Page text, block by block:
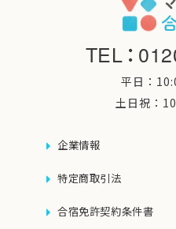
TEL：
平日：
土日祝：
企業情報
特定商取引法
合宿免許契約条件書